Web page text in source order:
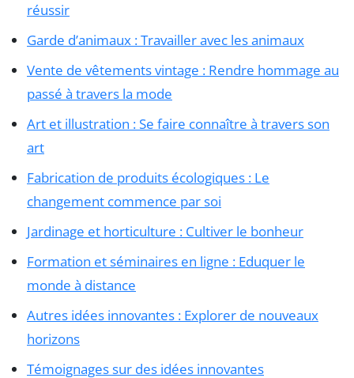
réussir
Garde d’animaux : Travailler avec les animaux
Vente de vêtements vintage : Rendre hommage au
passé à travers la mode
Art et illustration : Se faire connaître à travers son
art
Fabrication de produits écologiques : Le
changement commence par soi
Jardinage et horticulture : Cultiver le bonheur
Formation et séminaires en ligne : Eduquer le
monde à distance
Autres idées innovantes : Explorer de nouveaux
horizons
Témoignages sur des idées innovantes